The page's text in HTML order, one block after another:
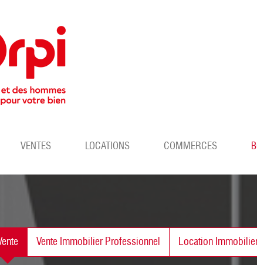
VENTES LOCATIONS COMMERCES
Vente Immobilier Professionnel Location